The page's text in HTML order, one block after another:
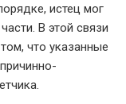
истец мог
В этой связи
что указанные